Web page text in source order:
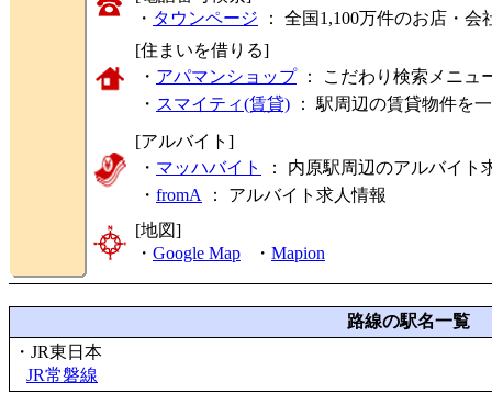
・ タウンページ ： 全国1,100万件のお店・
[住まいを借りる]
・ アパマンショップ： こだわり検索メニュ
・ スマイティ(賃貸) ： 駅周辺の賃貸物件を
[アルバイト]
・ マッハバイト
： 内原駅周辺のアルバイト
・ fromA ： アルバイト求人情報
[地図]
・ Google Map ・ Mapion
路線の駅名一覧
・JR東日本
JR常磐線